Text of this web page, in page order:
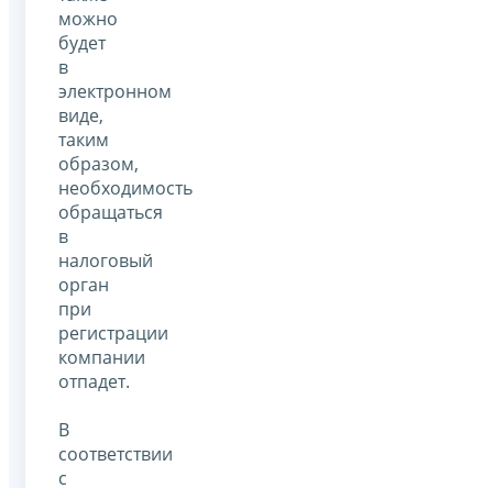
можно
будет
в
электронном
виде,
таким
образом,
необходимость
обращаться
в
налоговый
орган
при
регистрации
компании
отпадет.
В
соответствии
с